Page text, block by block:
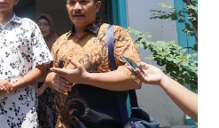
jika Pemprov serius
ke tingkat desa,maka saya
sekali," ucap pria yang
Apalagi menyambut
sudah mengerti kalau ada